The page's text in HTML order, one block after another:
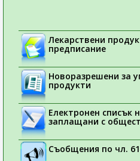
Лекарствени
предписание
Новоразрешени за
продукти
Електронен списък
заплащани с
Съобщения по чл.